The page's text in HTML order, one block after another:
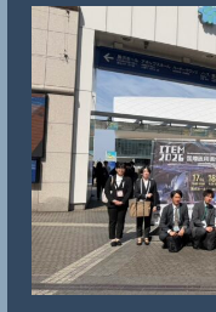
っかりと準備と練習を
を終えることができま
教授から声をかけてい
聞くことができてとて
臨床試験の報告や新し
組みに関する興味深
変勉強になりました。
激にもなりました。
Global Networking
ESTRO理事長）とも
際学会ならではの非常
した。 一方で、海外旅